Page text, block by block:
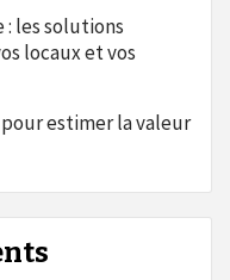
les solutions
locaux et vos
estimer la valeur